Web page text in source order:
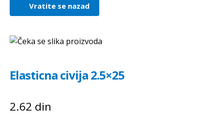
O nama
Kontakt
Vratite se nazad
Elasticna civija 2.5×25
2.62 din